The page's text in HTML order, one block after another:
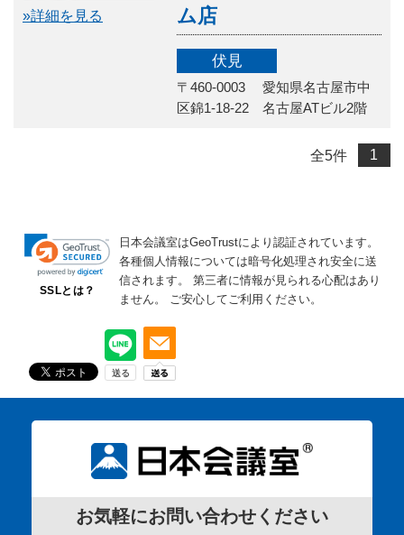
»詳細を見る
ム店
伏見
〒460-0003 愛知県名古屋市中
区錦1-18-22 名古屋ATビル2階
全5件 1
SSLとは？
日本会議室はGeoTrustにより認証されています。
各種個人情報については暗号化処理され安全に送
信されます。
第三者に情報が見られる心配はあり
ません。
ご安心してご利用ください。
お気軽にお問い合わせください